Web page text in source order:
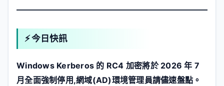
⚡ 今日快訊
Windows Kerberos 的 RC4 加密將於 2026 年 7
月全面強制停用,網域(AD)環境管理員請儘速盤點。